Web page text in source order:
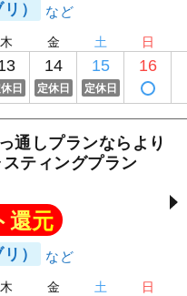
）
木
日
金
14
定休日
土
15
定休日
日
16
しプランならより
ティングプラン
還元
）
木 金 土 日